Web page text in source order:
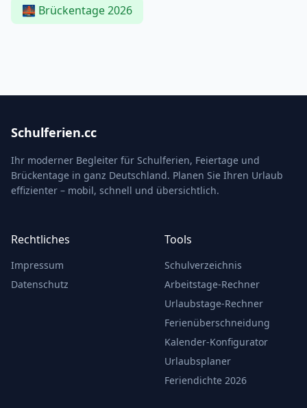
🌉 Brückentage 2026
Schulferien.cc
Ihr moderner Begleiter für Schulferien, Feiertage und
Brückentage in ganz Deutschland. Planen Sie Ihren Urlaub
effizienter – mobil, schnell und übersichtlich.
Rechtliches
Impressum
Datenschutz
Tools
Schulverzeichnis
Arbeitstage-Rechner
Urlaubstage-Rechner
Ferienüberschneidung
Kalender-Konfigurator
Urlaubsplaner
Feriendichte 2026